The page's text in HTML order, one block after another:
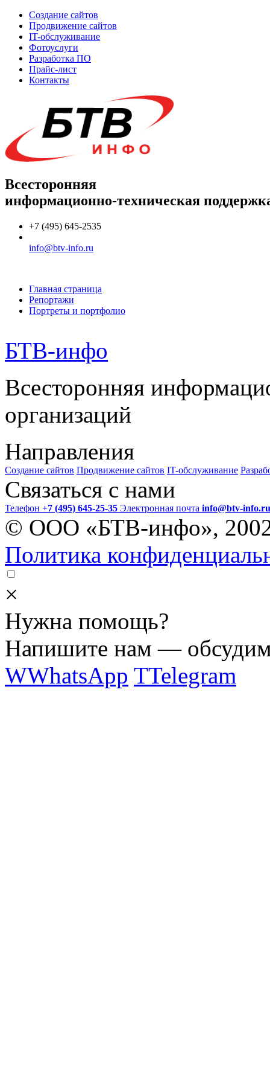
Создание сайтов
Продвижение сайтов
IT-обслуживание
Фотоуслуги
Разработка ПО
Прайс-лист
Контакты
Всесторонняя
информационно-техническая
+7 (495) 645-2535
info@btv-info.ru
Главная страница
Репортажи
Портреты и портфолио
БТВ-инфо
Всесторонняя
организаций
Направления
Создание сайтов Продвижение сайтов IT-обслуживание
Связаться с нами
Телефон +7 (495) 645-25-35 Электронная почта info@btv-info.ru
© ООО «БТВ-инфо»,
Политика
×
Нужна помощь?
Напишите нам —
WWhatsApp TTelegram